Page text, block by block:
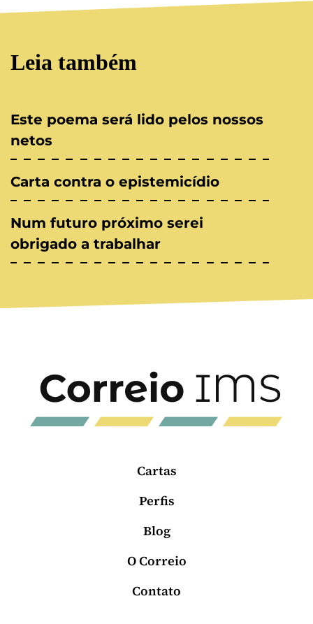
Leia também
Este poema será lido pelos nossos
netos
Carta contra o epistemicídio
Num futuro próximo serei
obrigado a trabalhar
Cartas
Perfis
Blog
O Correio
Contato